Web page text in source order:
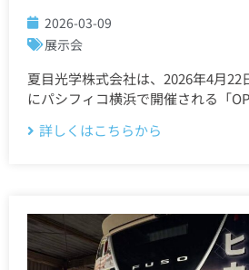
2026-03-09
展示会
夏目光学株式会社は、2026年4月22
にパシフィコ横浜で開催される「
詳しくはこちらから